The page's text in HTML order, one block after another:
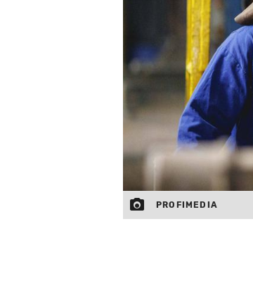
PROFIMEDIA